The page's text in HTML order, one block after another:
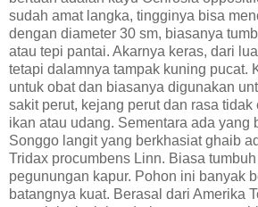
sudah amat langka, tingginya bisa
dengan diameter 30 sm, biasanya
atau tepi pantai. Akarnya keras, dari
tetapi dalamnya tampak kuning pucat.
untuk obat dan biasanya digunakan
sakit perut, kejang perut dan rasa tidak
ikan atau udang. Sementara ada yang
Songgo langit yang berkhasiat ghaib
Tridax procumbens Linn. Biasa
pegunungan kapur. Pohon ini banyak
batangnya kuat. Berasal dari Amerika